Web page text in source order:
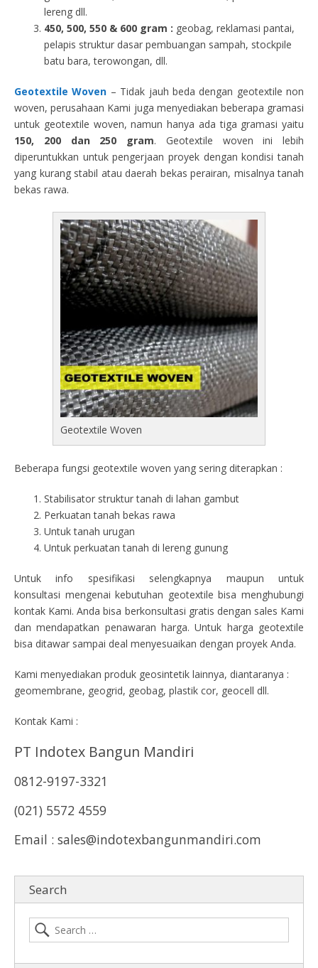
lereng dll.
450, 500, 550 & 600 gram : geobag, reklamasi pantai,
pelapis struktur dasar pembuangan sampah, stockpile
batu bara, terowongan, dll.
Geotextile Woven – Tidak jauh beda dengan geotextile non
woven, perusahaan Kami juga menyediakan beberapa gramasi
untuk geotextile woven, namun hanya ada tiga gramasi yaitu
150, 200 dan 250 gram. Geotextile woven ini lebih
diperuntukkan untuk pengerjaan proyek dengan kondisi tanah
yang kurang stabil atau daerah bekas perairan, misalnya tanah
bekas rawa.
Geotextile Woven
Beberapa fungsi geotextile woven yang sering diterapkan :
Stabilisator struktur tanah di lahan gambut
Perkuatan tanah bekas rawa
Untuk tanah urugan
Untuk perkuatan tanah di lereng gunung
Untuk info spesifikasi selengkapnya maupun untuk
konsultasi mengenai kebutuhan geotextile bisa menghubungi
kontak Kami. Anda bisa berkonsultasi gratis dengan sales Kami
dan mendapatkan penawaran harga. Untuk harga geotextile
bisa ditawar sampai deal menyesuaikan dengan proyek Anda.
Kami menyediakan produk geosintetik lainnya, diantaranya :
geomembrane, geogrid, geobag, plastik cor, geocell dll.
Kontak Kami :
PT Indotex Bangun Mandiri
0812-9197-3321
(021) 5572 4559
Email : sales@indotexbangunmandiri.com
Search